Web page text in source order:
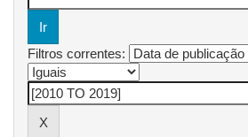
Filtros correntes: